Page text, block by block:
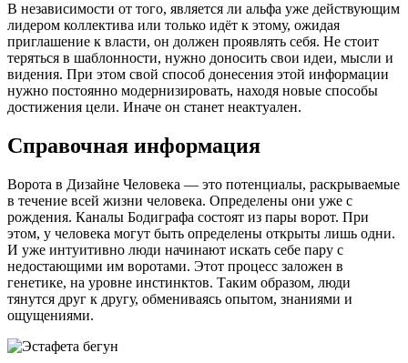
В независимости от того, является ли альфа уже действующим
лидером коллектива или только идёт к этому, ожидая
приглашение к власти, он должен проявлять себя. Не стоит
теряться в шаблонности, нужно доносить свои идеи, мысли и
видения. При этом свой способ донесения этой информации
нужно постоянно модернизировать, находя новые способы
достижения цели. Иначе он станет неактуален.
Справочная информация
Ворота в Дизайне Человека — это потенциалы, раскрываемые
в течение всей жизни человека. Определены они уже с
рождения. Каналы Бодиграфа состоят из пары ворот. При
этом, у человека могут быть определены открыты лишь одни.
И уже интуитивно люди начинают искать себе пару с
недостающими им воротами. Этот процесс заложен в
генетике, на уровне инстинктов. Таким образом, люди
тянутся друг к другу, обмениваясь опытом, знаниями и
ощущениями.